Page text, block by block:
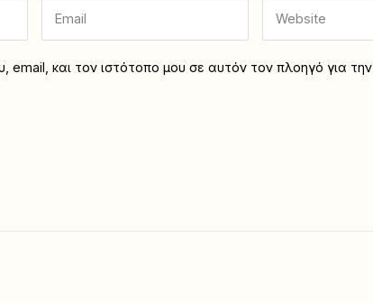
email, και τον ιστότοπο μου σε αυτόν τον πλοηγό για